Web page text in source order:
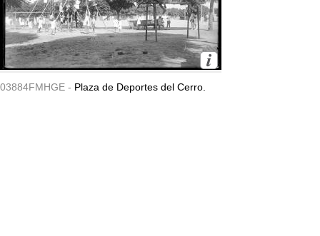
03884FMHGE - Plaza de Deportes del Cerro.